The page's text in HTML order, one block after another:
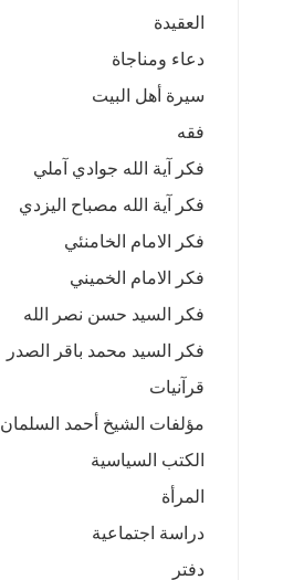
العقيدة
دعاء ومناجاة
سيرة أهل البيت
فقه
فكر آية الله جوادي آملي
فكر آية الله مصباح اليزدي
فكر الامام الخامنئي
فكر الامام الخميني
فكر السيد حسن نصر الله
فكر السيد محمد باقر الصدر
قرآنيات
مؤلفات الشيخ أحمد السلمان
الكتب السياسية
المرأة
دراسة اجتماعية
دفتر